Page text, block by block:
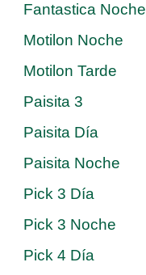
Fantastica Noche
Motilon Noche
Motilon Tarde
Paisita 3
Paisita Día
Paisita Noche
Pick 3 Día
Pick 3 Noche
Pick 4 Día